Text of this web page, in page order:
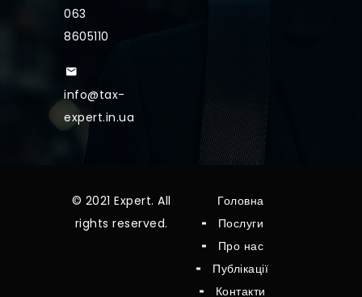
063
8605110
info@tax-
expert.in.ua
© 2021 Expert. All
rights reserved.
Головна
Послуги
Про нас
Публікації
Контакти